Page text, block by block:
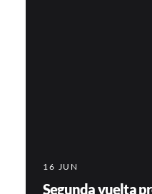
16 JUN
Segunda vuelta